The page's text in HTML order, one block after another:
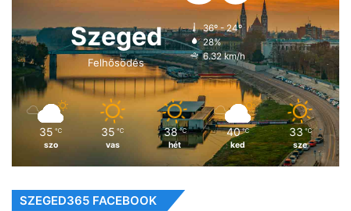
Szeged
Felhősödés
36º - 24º
28%
6.32 km/h
35 ℃
szo
35 ℃
vas
38 ℃
hét
40 ℃
ked
33 ℃
sze
SZEGED365 FACEBOOK